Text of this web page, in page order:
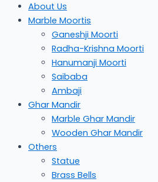
About Us
Marble Moortis
Ganeshji Moorti
Radha-Krishna Moorti
Hanumanji Moorti
Saibaba
Ambaji
Ghar Mandir
Marble Ghar Mandir
Wooden Ghar Mandir
Others
Statue
Brass Bells